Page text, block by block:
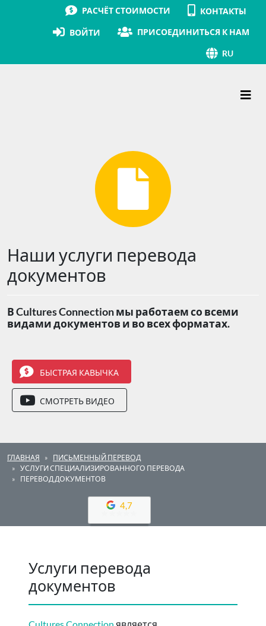
РАСЧЁТ СТОИМОСТИ КОНТАКТЫ
ВОЙТИ ПРИСОЕДИНИТЬСЯ К НАМ
RU
Наши услуги перевода
документов
В Cultures Connection мы работаем со всеми
видами документов и во всех форматах.
БЫСТРАЯ КАВЫЧКА
СМОТРЕТЬ ВИДЕО
ГЛАВНАЯ
ПИСЬМЕННЫЙ ПЕРЕВОД
УСЛУГИ СПЕЦИАЛИЗИРОВАННОГО ПЕРЕВОДА
ПЕРЕВОД ДОКУМЕНТОВ
4,7
Услуги перевода
документов
Cultures Connection является